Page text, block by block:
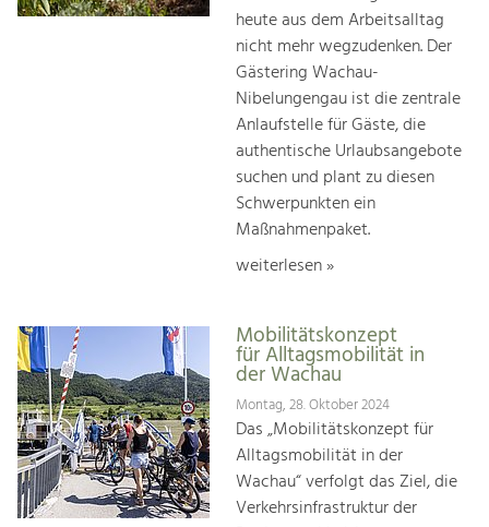
heute aus dem Arbeitsalltag
nicht mehr wegzudenken. Der
Gästering Wachau-
Nibelungengau ist die zentrale
Anlaufstelle für Gäste, die
authentische Urlaubsangebote
suchen und plant zu diesen
Schwerpunkten ein
Maßnahmenpaket.
weiterlesen »
Mobilitätskonzept
für Alltagsmobilität in
der Wachau
Montag, 28. Oktober 2024
Das „Mobilitätskonzept für
Alltagsmobilität in der
Wachau“ verfolgt das Ziel, die
Verkehrsinfrastruktur der